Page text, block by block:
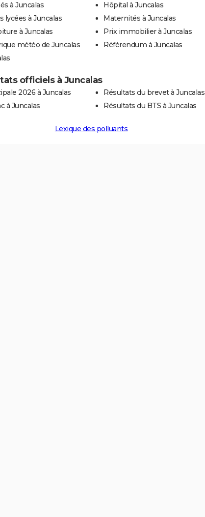
à Juncalas
lycées à Juncalas
à Juncalas
météo de Juncalas
Hôpital à Juncalas
Maternités à Juncalas
Prix immobilier à Juncalas
Référendum à Juncalas
officiels à Juncalas
2026 à Juncalas
à Juncalas
Résultats du brevet à Juncalas
Résultats du BTS à Juncalas
Lexique des polluants